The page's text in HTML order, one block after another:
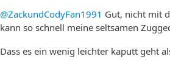
@ZackundCodyFan1991 Gut, nicht mit
kann so schnell meine seltsamen
Dass es ein wenig leichter kaputt geht